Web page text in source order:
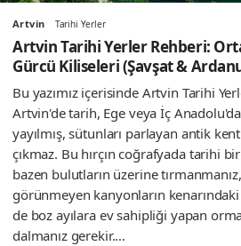
Artvin Tarihi Yerler
Artvin Tarihi Yerler Rehberi:
Gürcü Kiliseleri (Şavşat &
Bu yazımız içerisinde Artvin Tarihi
Artvin'de tarih, Ege veya İç
yayılmış, sütunları parlayan antik
çıkmaz. Bu hırçın coğrafyada tarihi
bazen bulutların üzerine
görünmeyen kanyonların kenarındaki
de boz ayılara ev sahipliği yapan
dalmanız gerekir.…